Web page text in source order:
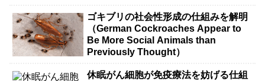
ゴキブリの社会性形成の仕組みを解明
（German Cockroaches Appear to
Be More Social Animals than
Previously Thought）
休眠がん細胞が免疫療法を妨げる仕組